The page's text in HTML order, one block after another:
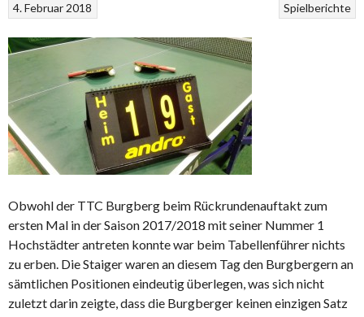
Spielberichte
4. Februar 2018
Obwohl der TTC Burgberg beim Rückrundenauftakt zum
ersten Mal in der Saison 2017/2018 mit seiner Nummer 1
Hochstädter antreten konnte war beim Tabellenführer nichts
zu erben. Die Staiger waren an diesem Tag den Burgbergern an
sämtlichen Positionen eindeutig überlegen, was sich nicht
zuletzt darin zeigte, dass die Burgberger keinen einzigen Satz